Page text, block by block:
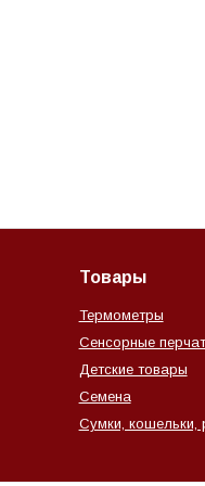
Товары
Термометры
Сенсорные
Детские товары
Семена
Сумки, кошельки,